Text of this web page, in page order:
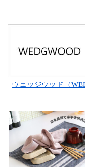
ウェッジウッド（